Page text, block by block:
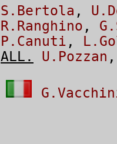
S.Bertola ,
R.Ranghino ,
P.Canuti ,
ALL.
U.Pozzan ,